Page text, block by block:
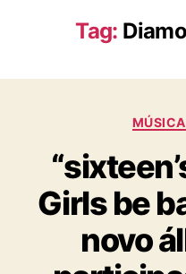
Tag:
MÚSICA
Girls be
novo